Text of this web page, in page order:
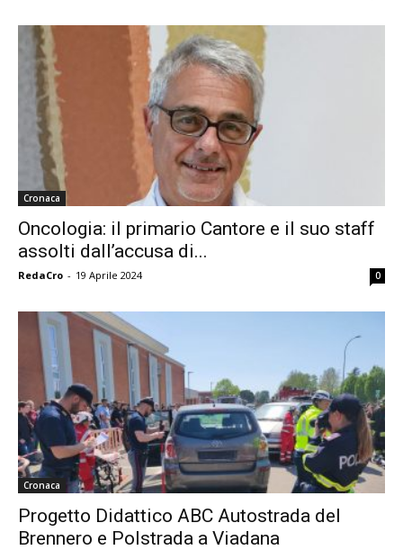
Cronaca
Oncologia: il primario Cantore e il suo staff
assolti dall’accusa di...
RedaCro - 19 Aprile 2024 0
Cronaca
Progetto Didattico ABC Autostrada del
Brennero e Polstrada a Viadana